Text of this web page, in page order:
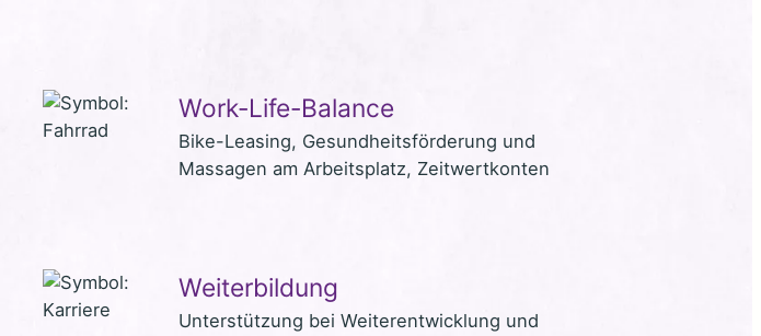
Work-Life-Balance
Bike-Leasing, Gesundheitsförderung und
Massagen am Arbeitsplatz, Zeitwertkonten
Weiterbildung
Unterstützung bei Weiterentwicklung und